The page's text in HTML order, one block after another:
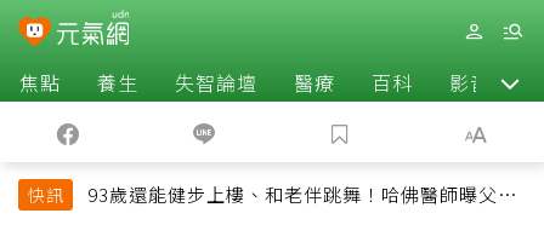
焦點 養生 失智論壇 醫療 百科 影音
快訊
93歲還能健步上樓、和老伴跳舞！哈佛醫師曝父親